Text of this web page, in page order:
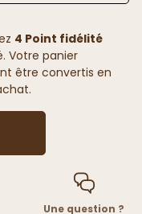
4 Point fidélité
Votre panier
être convertis en
Une question ?